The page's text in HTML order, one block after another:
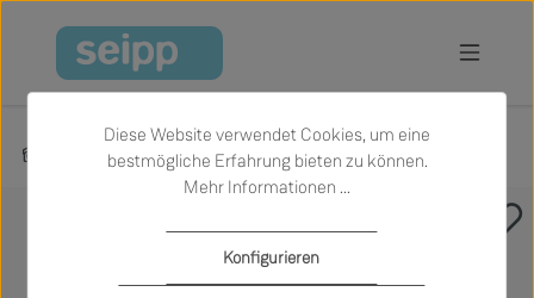
Zum Hauptinhalt springen
Produkte Wohnen Regale und Schränke
Diese Website verwendet Cookies, um eine
bestmögliche Erfahrung bieten zu können.
Mehr Informationen ...
Konfigurieren